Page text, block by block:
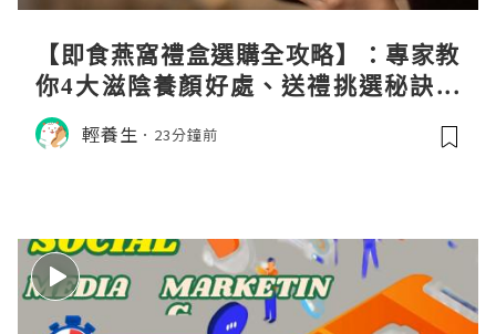
【即食燕窩禮盒選購全攻略】：專家教
你4大滋陰養顏好處、送禮挑選秘訣與
日常食用心得
輕養生 23分鐘前